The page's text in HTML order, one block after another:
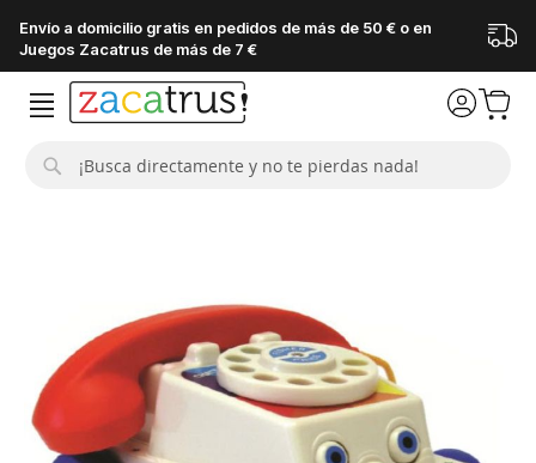
Envío a domicilio gratis en pedidos de más de 50 € o en
Juegos Zacatrus de más de 7 €
imágenes